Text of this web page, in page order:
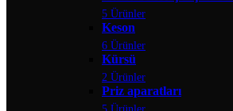
5 Ürünler
Keson
6 Ürünler
Kürsü
2 Ürünler
Priz aparatları